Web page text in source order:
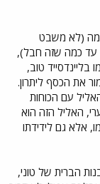
(לא משבט
עד כמה שזה חבל),
בליינדסייד טוב,
את הכסף ליתרון.
עם הכוחות
האליל הזה הוא
אלא גם לידידתו
הברית של טוני,